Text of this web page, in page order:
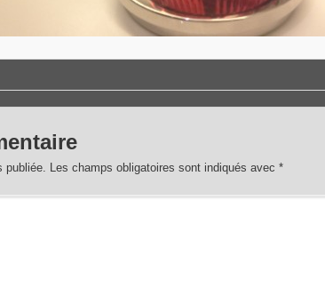
publiée. Les champs obligatoires sont indiqués avec*